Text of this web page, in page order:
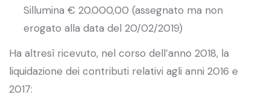
Sillumina € 20.000,00 (assegnato ma non
erogato alla data del 20/02/2019)
Ha altresì ricevuto, nel corso dell’anno 2018, la
liquidazione dei contributi relativi agli anni 2016 e
2017: